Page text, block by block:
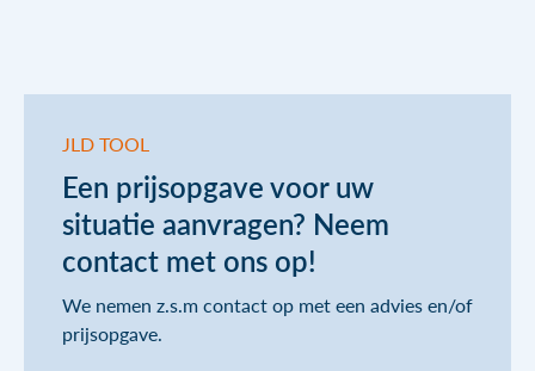
JLD TOOL
Een prijsopgave voor uw
situatie aanvragen? Neem
contact met ons op!
We nemen z.s.m contact op met een advies en/of
prijsopgave.